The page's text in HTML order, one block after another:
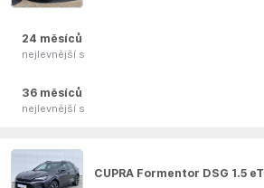
24 měsíců
nejlevnější s
36 měsíců
nejlevnější s
CUPRA Formentor DSG 1.5